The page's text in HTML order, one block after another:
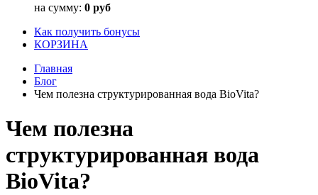
на сумму: 0 руб
Как получить бонусы
КОРЗИНА
Главная
Блог
Чем полезна структурированная вода BioVita?
Чем полезна
структурированная вода
BioVita?